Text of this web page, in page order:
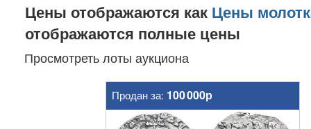
Цены отображаются как Цены
отображаются полные цены
Просмотреть лоты аукциона
Продан за: 100 000р